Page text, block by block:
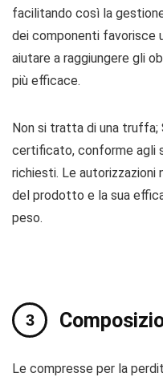
facilitando così la
dei componenti favorisce
aiutare a raggiungere gli
più efficace.
Non si tratta di una truffa;
certificato, conforme agli
richiesti. Le autorizzazioni
del prodotto e la sua
peso.
Le compresse per la